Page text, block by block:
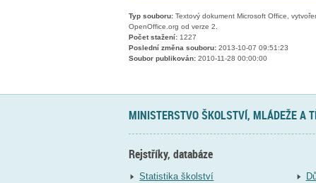
Typ souboru: Textový dokument Microsoft Office,
OpenOffice.org od verze 2.
Počet stažení: 1227
Poslední změna souboru: 2013-10-07 09:51:23
Soubor publikován: 2010-11-28 00:00:00
MINISTERSTVO ŠKOLSTVÍ, MLÁDEŽE A
Rejstříky, databáze
Statistika školství